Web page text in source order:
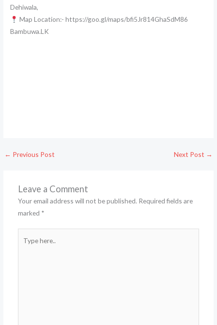
Dehiwala,
Map Location:- https://goo.gl/maps/bfi5Jr814GhaSdM86
Bambuwa.LK
← Previous Post Next Post →
Leave a Comment
Your email address will not be published. Required fields are
marked *
here..